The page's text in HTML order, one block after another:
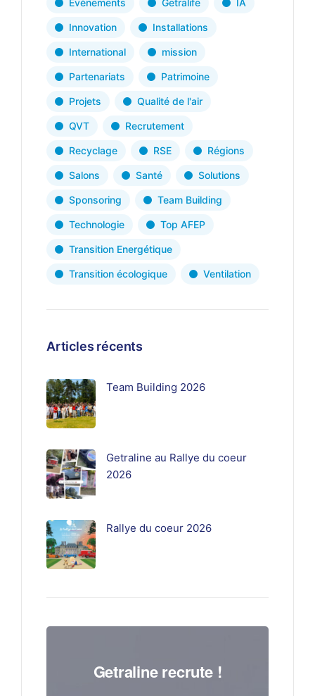
Evènements Getralife IA
Innovation Installations
International mission
Partenariats Patrimoine
Projets Qualité de l'air
QVT Recrutement
Recyclage RSE Régions
Salons Santé Solutions
Sponsoring Team Building
Technologie Top AFEP
Transition Energétique
Transition écologique Ventilation
Articles récents
Team Building 2026
Getraline au Rallye du coeur
2026
Rallye du coeur 2026
Getraline recrute !